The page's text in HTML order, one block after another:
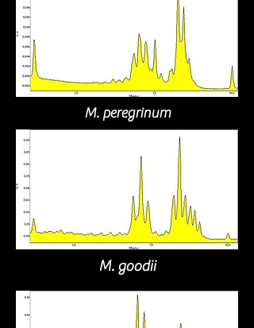
M. peregrinum
M. goodii